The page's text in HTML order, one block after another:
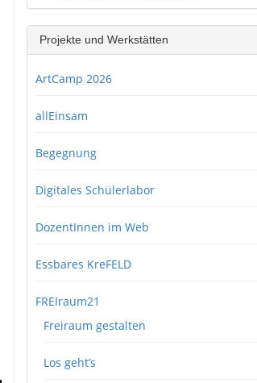
Projekte und Werkstätten
ArtCamp 2026
allEinsam
Begegnung
Digitales Schülerlabor
DozentInnen im Web
Essbares KreFELD
FREIraum21
Freiraum gestalten
Los geht’s